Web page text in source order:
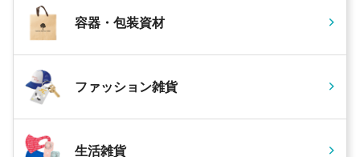
容器・包装資材
ファッション雑貨
生活雑貨